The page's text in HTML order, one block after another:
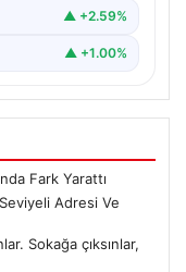
▲ +2.59%
▲ +1.00%
Fark Yarattı
Adresi Ve
Sokağa çıksınlar,